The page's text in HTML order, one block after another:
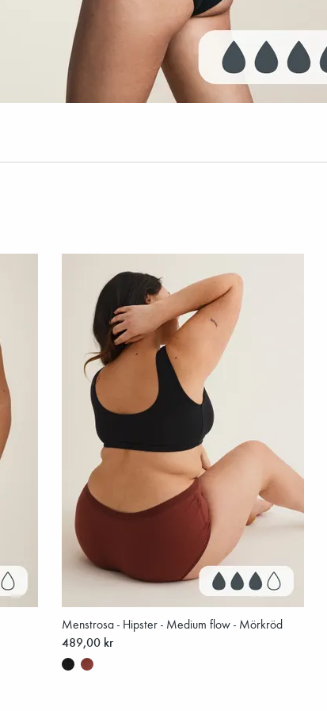
Menstrosa - Hipster - Medium flow - Mörkröd
489,00 kr